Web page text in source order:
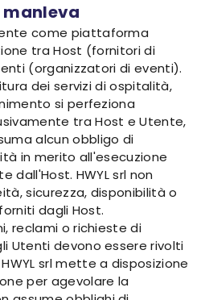
come piattaforma
tra Host (fornitori di
(organizzatori di eventi).
dei servizi di ospitalità,
si perfeziona
tra Host e Utente,
alcun obbligo di
in merito all'esecuzione
dall'Host. HWYL srl non
sicurezza, disponibilità o
dagli Host.
reclami o richieste di
Utenti devono essere rivolti
srl mette a disposizione
per agevolare la